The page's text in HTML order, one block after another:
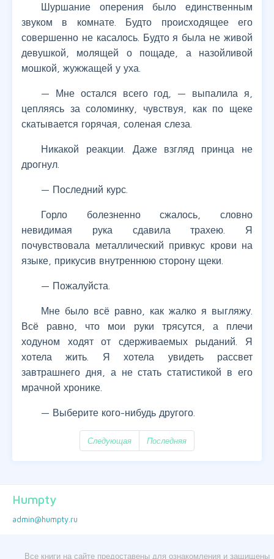
Шуршание оперения было единственным
звуком в комнате. Будто происходящее его
совершенно не касалось. Будто я была не живой
девушкой, молящей о пощаде, а назойливой
мошкой, жужжащей у уха.
— Мне остался всего год, — выпалила я,
цепляясь за соломинку, чувствуя, как по щеке
скатывается горячая, соленая слеза.
Никакой реакции. Даже взгляд принца не
дрогнул.
— Последний курс.
Горло болезненно сжалось, словно
невидимая рука сдавила трахею. Я
почувствовала металлический привкус крови на
языке, прикусив внутреннюю сторону щеки.
— Пожалуйста.
Мне было всё равно, как жалко я выгляжу.
Всё равно, что мои руки трясутся, а плечи
ходуном ходят от сдерживаемых рыданий. Я
хотела жить. Я хотела увидеть рассвет
завтрашнего дня, а не стать статистикой в его
мрачной хронике.
— Выберите кого-нибудь другого.
Следующая Последняя
Humpty
admin@humpty.ru
Все книги на сайте предоставены для ознакомления и защищены